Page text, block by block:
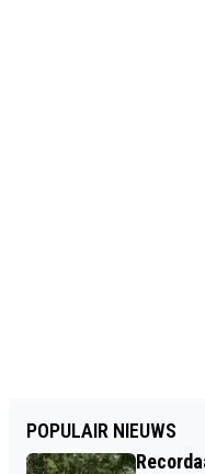
POPULAIR NIEUWS